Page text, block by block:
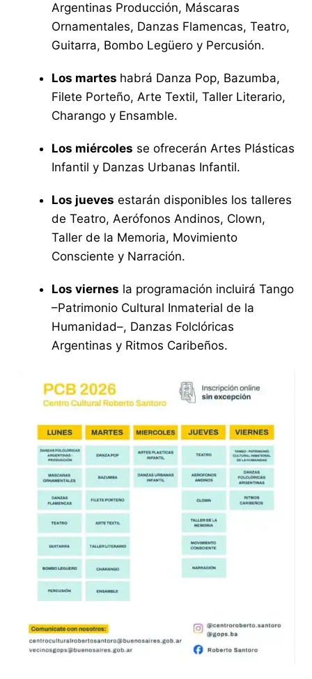
Argentinas Producción, Máscaras
Ornamentales, Danzas Flamencas, Teatro,
Guitarra, Bombo Legüero y Percusión.
Los martes habrá Danza Pop, Bazumba,
Filete Porteño, Arte Textil, Taller Literario,
Charango y Ensamble.
Los miércoles se ofrecerán Artes Plásticas
Infantil y Danzas Urbanas Infantil.
Los jueves estarán disponibles los talleres
de Teatro, Aerófonos Andinos, Clown,
Taller de la Memoria, Movimiento
Consciente y Narración.
Los viernes la programación incluirá Tango
–Patrimonio Cultural Inmaterial de la
Humanidad–, Danzas Folclóricas
Argentinas y Ritmos Caribeños.